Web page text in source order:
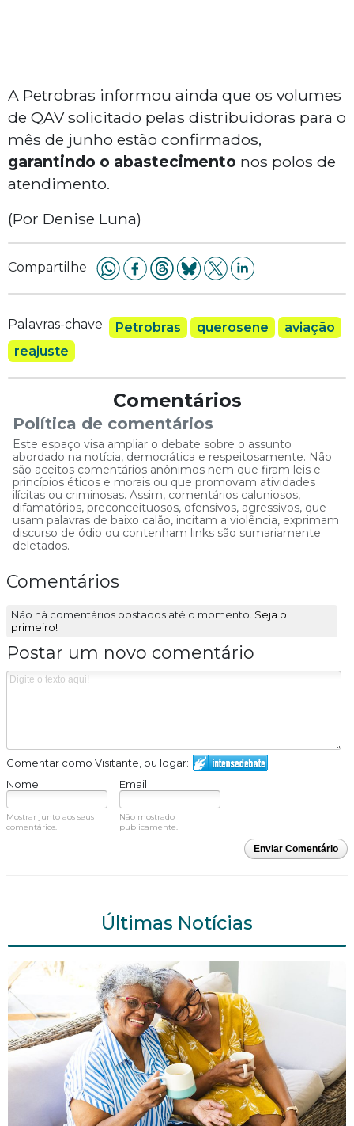
A Petrobras informou ainda que os volumes
de QAV solicitado pelas distribuidoras para o
mês de junho estão confirmados,
garantindo o abastecimento nos polos de
atendimento.
(Por Denise Luna)
Compartilhe
Palavras-chave Petrobras querosene
aviação
reajuste
Comentários
Política de comentários
Este espaço visa ampliar o debate sobre o assunto
abordado na notícia, democrática e respeitosamente. Não
são aceitos comentários anônimos nem que firam leis e
princípios éticos e morais ou que promovam atividades
ilícitas ou criminosas. Assim, comentários caluniosos,
difamatórios, preconceituosos, ofensivos, agressivos, que
usam palavras de baixo calão, incitam a violência, exprimam
discurso de ódio ou contenham links são sumariamente
deletados.
Comentários
Não há comentários postados até o momento. Seja o
primeiro!
Postar um novo comentário
Comentar como Visitante, ou logar:
Nome
Email
Mostrar junto aos seus
comentários.
Não mostrado
publicamente.
Enviar Comentário
Últimas Notícias